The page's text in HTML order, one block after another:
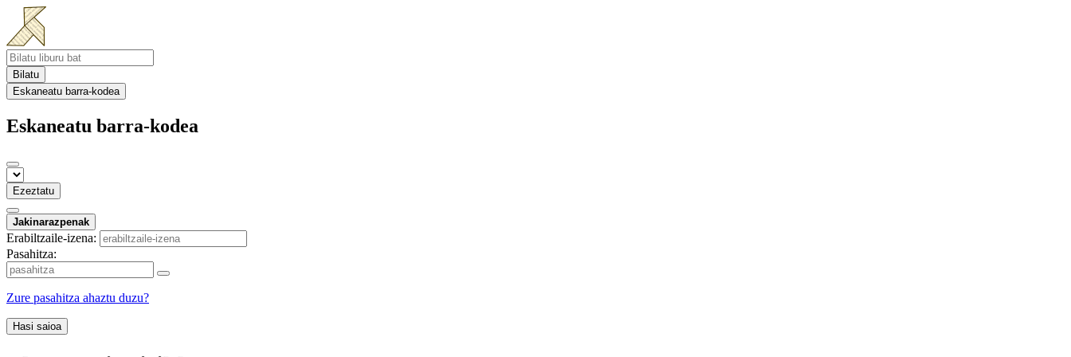
Bilatu
Eskaneatu barra-kodea
Eskaneatu barra-kodea
Ezeztatu
Jakinarazpenak
Erabiltzaile-izena:
Pasahitza:
Zure pasahitza ahaztu duzu?
Hasi saioa